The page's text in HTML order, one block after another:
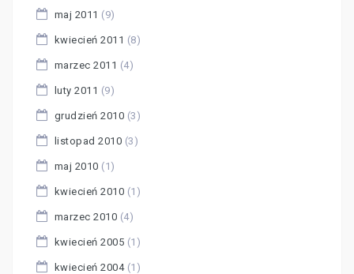
maj 2011 (9)
kwiecień 2011 (8)
marzec 2011 (4)
luty 2011 (9)
grudzień 2010 (3)
listopad 2010 (3)
maj 2010 (1)
kwiecień 2010 (1)
marzec 2010 (4)
kwiecień 2005 (1)
kwiecień 2004(1)